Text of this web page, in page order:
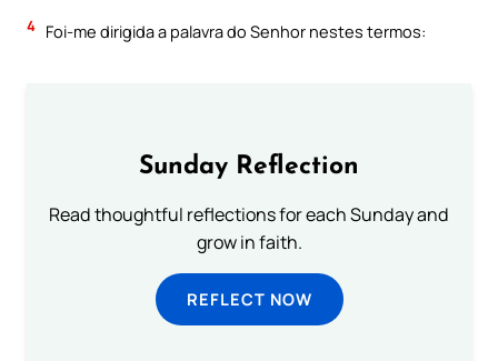
4 Foi-me dirigida a palavra do Senhor nestes termos:
Sunday Reflection
Read thoughtful reflections for each Sunday and
grow in faith.
REFLECT NOW